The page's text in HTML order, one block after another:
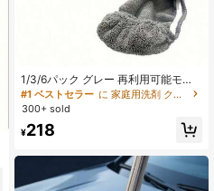
1/3/6パック グレー 再利用可能モッ
プパッド 交換用 - 洗濯可能なマイク
ロファイバー 水拭き&乾拭きモップ
清掃に最適(モップ本体は別売り)
#1 ベストセラー
に 家庭用洗剤 クリーニングツールの交換
300+ sold
¥218